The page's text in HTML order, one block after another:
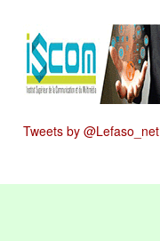
Tweets by @Lefaso_net